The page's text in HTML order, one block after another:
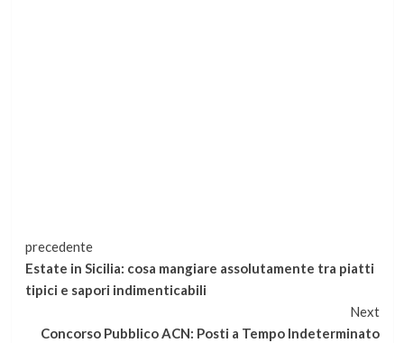
Continua
a
leggere
precedente
Estate in Sicilia: cosa mangiare assolutamente tra piatti
tipici e sapori indimenticabili
Next
Concorso Pubblico ACN: Posti a Tempo Indeterminato